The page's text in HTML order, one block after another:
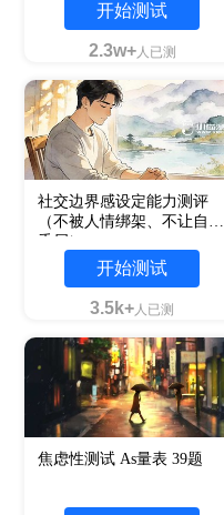
开始测试
2.3w+人已测
社交边界感设定能力测评
（不被人情绑架、不让自己
委屈）
开始测试
3.5k+人已测
焦虑性测试 As量表 39题